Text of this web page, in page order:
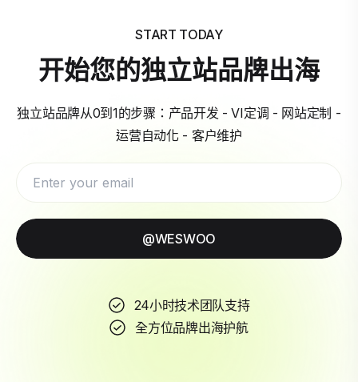
START TODAY
开始您的独立站品牌出海
独立站品牌从0到1的步骤：产品开发 - VI定调 - 网站定制 -
运营自动化 - 客户维护
@WESWOO
24小时技术团队支持
全方位品牌出海护航